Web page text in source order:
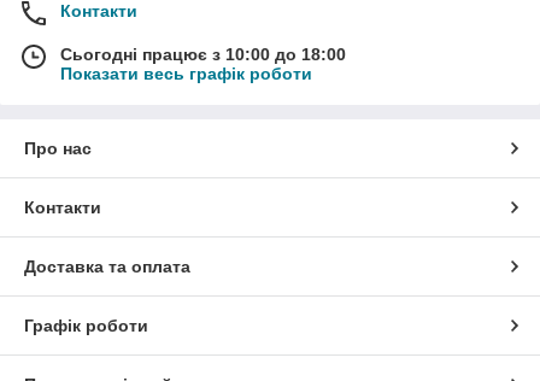
Контакти
Сьогодні працює з 10:00 до 18:00
Показати весь графік роботи
Про нас
Контакти
Доставка та оплата
Графік роботи